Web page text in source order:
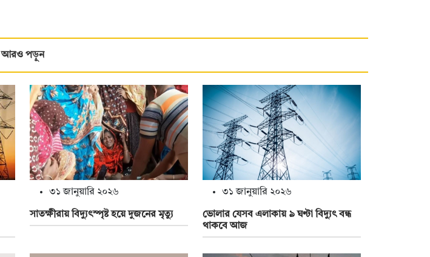
আরও পড়ুন
৩১ জানুয়ারি ২০২৬
সাতক্ষীরায় বিদ্যুৎস্পৃষ্ট হয়ে দুজনের মৃত্যু
৩১ জানুয়ারি ২০২৬
ভোলার যেসব এলাকায় ৯ ঘণ্টা বিদ্যুৎ বন্ধ
থাকবে আজ